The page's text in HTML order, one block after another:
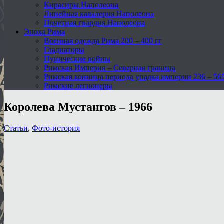
Кирасиры Наполеона
Линейная кавалерия Наполеона
Почетная гвардия Наполеона
Эпоха Рима
Военная одежда Рима 200 – 400 гг
Гладиаторы
Пунические войны
Римская Империя – Северная граница
Римская конница периода упадка империи 236 –
Римские легионеры
Королева Мустангов – 1966
Статьи, Фото-история